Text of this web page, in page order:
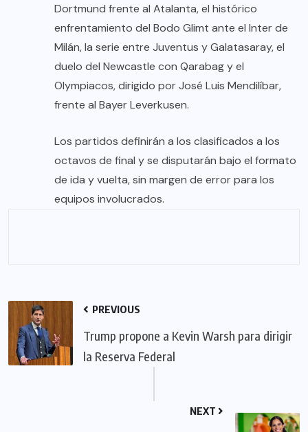
Dortmund frente al Atalanta, el histórico
enfrentamiento del Bodo Glimt ante el Inter de
Milán, la serie entre Juventus y Galatasaray, el
duelo del Newcastle con Qarabag y el
Olympiacos, dirigido por José Luis Mendilíbar,
frente al Bayer Leverkusen.
Los partidos definirán a los clasificados a los
octavos de final y se disputarán bajo el formato
de ida y vuelta, sin margen de error para los
equipos involucrados.
PREVIOUS
Trump propone a Kevin Warsh para dirigir
la Reserva Federal
NEXT